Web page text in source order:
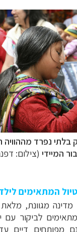
בלתי נפרד מההוויה
המיידי (צילום:
המתאימים
מגוונת, מלאת
לביקור עם
מפותחים דיים